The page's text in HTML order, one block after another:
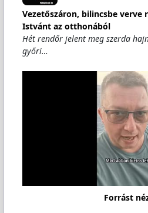
Vezetőszáron, bilincsbe verve
Istvánt az otthonából
Hét rendőr jelent meg szerda
győri…
Forrást